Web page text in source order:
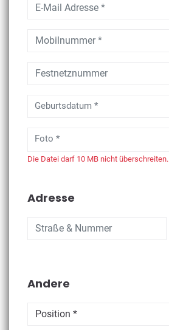
Geburtsdatum *
Foto *
Die Datei darf 10 MB nicht überschreiten.
Adresse
Andere